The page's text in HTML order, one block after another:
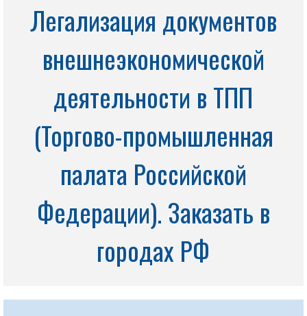
Легализация документов
внешнеэкономической
деятельности в ТПП
(Торгово-промышленная
палата Российской
Федерации). Заказать в
городах РФ